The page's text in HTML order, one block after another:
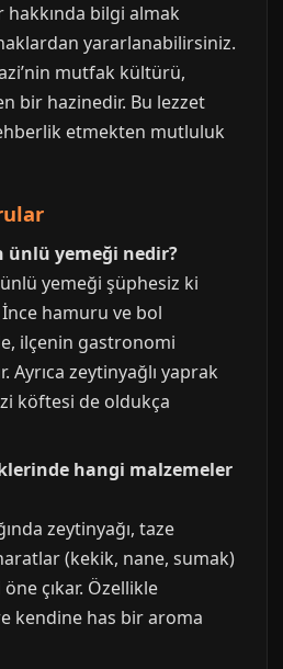
bilgi almak
yararlanabilirsiniz.
mutfak kültürü,
bir hazinedir. Bu lezzet
etmekten mutluluk
ünlü yemeği nedir?
yemeği şüphesiz ki
hamuru ve bol
ilçenin gastronomi
Ayrıca zeytinyağlı yaprak
köftesi de oldukça
hangi malzemeler
zeytinyağı, taze
(kekik, nane, sumak)
çıkar. Özellikle
kendine has bir aroma